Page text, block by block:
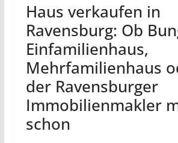
Haus verkaufen in
Ravensburg: Ob
Einfamilienhaus,
Mehrfamilienhaus
der Ravensburger
Immobilienmakler
schon